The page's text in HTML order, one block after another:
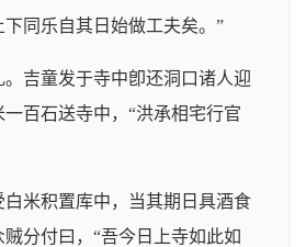
同乐自其日始做工夫矣。”
吉童发于寺中卽还洞口诸人迎
百石送寺中，“洪承相宅行官
白米积置库中，当其期日具酒食
分付曰，“吾今日上寺如此如